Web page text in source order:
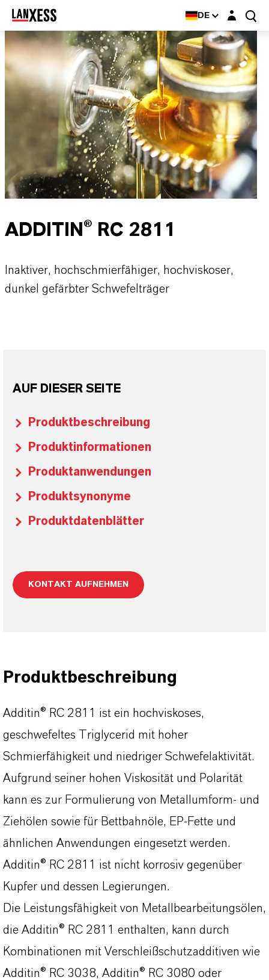
DE Login-Maske
ADDITIN® RC 2811
Inaktiver, hochschmierfähiger, hochviskoser,
dunkel gefärbter Schwefelträger
AUF DIESER SEITE
Produktbeschreibung
Produktinformationen
Produktanwendungen
Produktsynonyme
Produktdatenblätter
KONTAKT AUFNEHMEN
Produktbeschreibung
Additin® RC 2811 ist ein hochviskoses,
geschwefeltes Triglycerid mit hoher
Schmierfähigkeit und niedriger Schwefelaktivität.
Aufgrund seiner hohen Viskosität und Polarität
kann es zur Formulierung von Metallumform- und
Ziehölen sowie für Bettbahnöle, EP‑Fette und
ähnlichen Anwendungen eingesetzt werden.
Additin® RC 2811 ist nicht korrosiv gegenüber
Kupfer und dessen Legierungen.
Die Leistungsfähigkeit von Metallbearbeitungsölen,
die Additin® RC 2811 enthalten, kann durch
Kombinationen mit Verschleißschutzadditiven wie
Additin® RC 3038, Additin® RC 3080 oder